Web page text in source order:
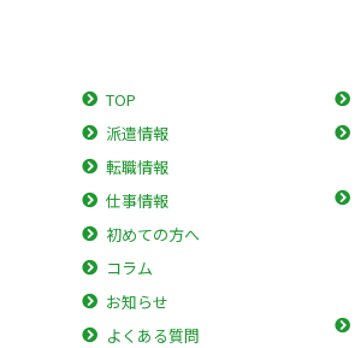
TOP
派遣情報
転職情報
仕事情報
初めての方へ
コラム
お知らせ
よくある質問